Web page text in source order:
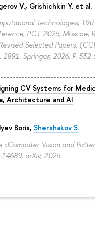
V., Grishichkin Y. et al.
Technologies,
PCT 2025, Moscow,
Selected Papers.
2891. Springer, 2026. P.
CV Systems for
Architecture and AI
Boris, Shershakov S.
::Computer Vision and
arXiv, 2025